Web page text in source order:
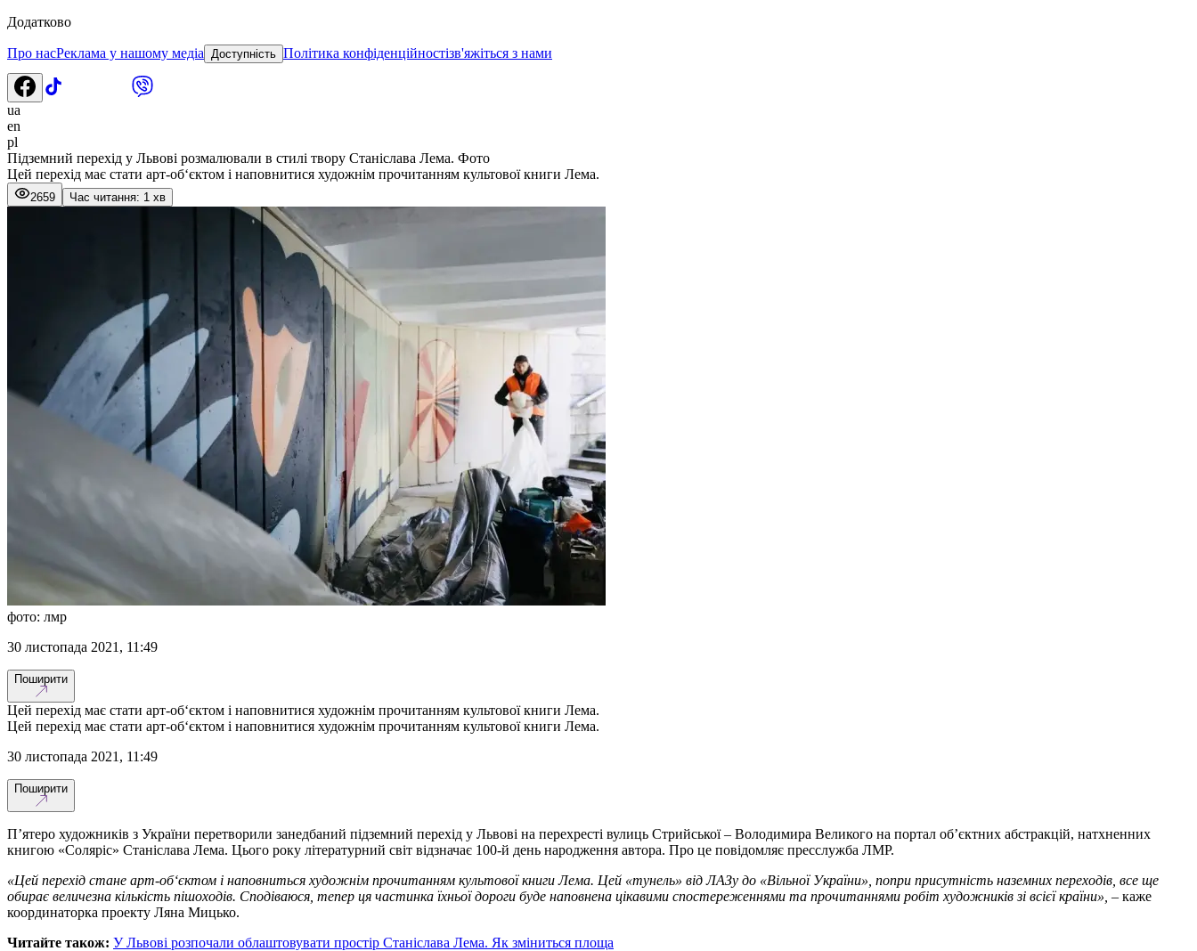
Додатково
Про насРеклама у нашому медіа Доступність Політика конфіденційностізв'яжіться з нами
ua
en
pl
Підземний перехід у Львові розмалювали в стилі твору Станіслава Лема. Фото
Цей перехід має стати арт-об‘єктом і наповнитися художнім прочитанням культової книги Лема.
2659 Час читання: 1 хв
фото: лмр
30 листопада 2021, 11:49
Поширити
Цей перехід має стати арт-об‘єктом і наповнитися художнім прочитанням культової книги Лема.
Цей перехід має стати арт-об‘єктом і наповнитися художнім прочитанням культової книги Лема.
30 листопада 2021, 11:49
Поширити
П’ятеро художників з України перетворили занедбаний підземний перехід у Львові на перехресті вулиць Стрийської – Володимира Великого на портал об’єктних абстракцій, натхненних
книгою «Соляріс» Станіслава Лема. Цього року літературний світ відзначає 100-й день народження автора. Про це повідомляє пресслужба ЛМР.
«Цей перехід стане арт-об‘єктом і наповниться художнім прочитанням культової книги Лема. Цей «тунель» від ЛАЗу до «Вільної України», попри присутність наземних переходів, все ще
обирає величезна кількість пішоходів. Сподіваюся, тепер ця частинка їхньої дороги буде наповнена цікавими спостереженнями та прочитаннями робіт художників зі всієї країни», – каже
координаторка проекту Ляна Мицько.
Читайте також: У Львові розпочали облаштовувати простір Станіслава Лема. Як зміниться площа